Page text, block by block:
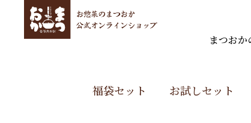
まつおか
福袋セット お試しセット